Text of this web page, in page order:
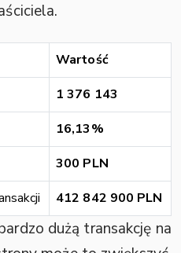
Wartość
1 376 143
16,13%
300 PLN
412 842 900 PLN
dużą transakcję na